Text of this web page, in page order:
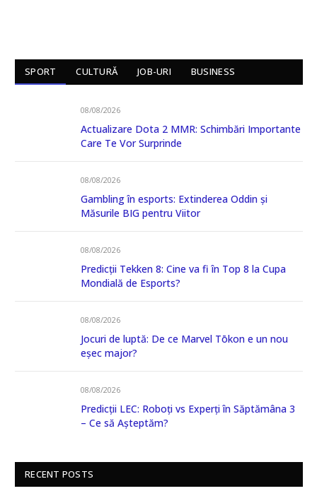
SPORT CULTURĂ JOB-URI BUSINESS
08/08/2026
Actualizare Dota 2 MMR: Schimbări Importante
Care Te Vor Surprinde
08/08/2026
Gambling în esports: Extinderea Oddin și
Măsurile BIG pentru Viitor
08/08/2026
Predicții Tekken 8: Cine va fi în Top 8 la Cupa
Mondială de Esports?
08/08/2026
Jocuri de luptă: De ce Marvel Tōkon e un nou
eșec major?
08/08/2026
Predicții LEC: Roboți vs Experți în Săptămâna 3
– Ce să Așteptăm?
RECENT POSTS